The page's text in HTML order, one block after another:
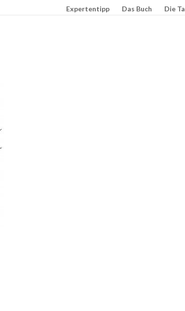
Expertentipp Das Buch Die